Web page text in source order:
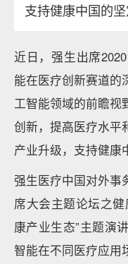
支持健康中国的坚
近日，强生出席
能在医疗创新赛道的
工智能领域的前瞻视
创新，提高医疗水平
产业升级，支持健康
强生医疗中国对外事
席大会主题论坛之
康产业生态”主题演
智能在不同医疗应用